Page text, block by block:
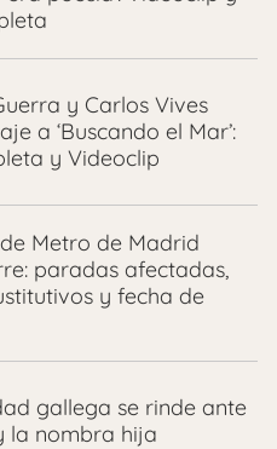
y Carlos Vives
a ‘Buscando el Mar’:
y Videoclip
Metro de Madrid
paradas afectadas,
y fecha de
gallega se rinde ante
la nombra hija